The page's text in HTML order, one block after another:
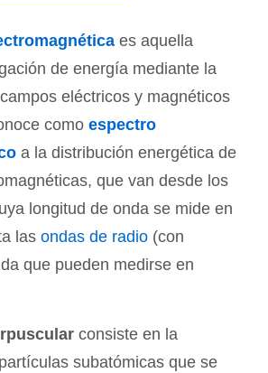
es aquella
de energía mediante la
eléctricos y magnéticos
como espectro
a la distribución energética de
que van desde los
longitud de onda se mide en
las ondas de radio (con
que pueden medirse en
consiste en la
subatómicas que se